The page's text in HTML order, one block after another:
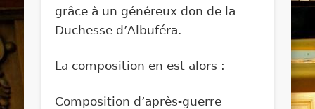
grâce à un généreux don de la
Duchesse d’Albuféra.
La composition en est alors :
Composition d’après-guerre